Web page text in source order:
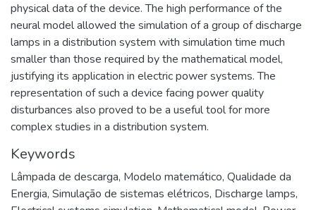
physical data of the device. The high performance of the
neural model allowed the simulation of a group of discharge
lamps in a distribution system with simulation time much
smaller than those required by the mathematical model,
justifying its application in electric power systems. The
representation of such a device facing power quality
disturbances also proved to be a useful tool for more
complex studies in a distribution system.
Keywords
Lâmpada de descarga, Modelo matemático, Qualidade da
Energia, Simulação de sistemas elétricos, Discharge lamps,